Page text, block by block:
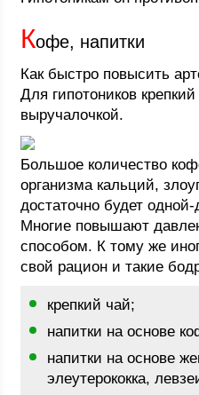
Кофе, напитки
Как быстро повысить
Для гипотоников
выручалочкой.
Большое количество
организма кальций,
достаточно будет
Многие повышают
способом. К тому же
свой рацион и такие
крепкий чай;
напитки на основе
напитки на основе
элеутерококка,